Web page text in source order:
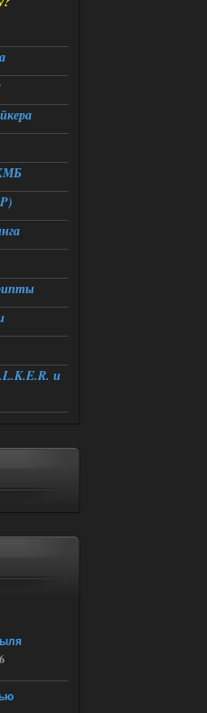
➤
➤
- Dead
➤
- Dead
и